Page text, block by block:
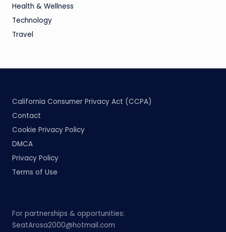
Health & Wellness
Technology
Travel
California Consumer Privacy Act (CCPA)
Contact
Cookie Privacy Policy
DMCA
Privacy Policy
Terms of Use
For partnerships & opportunities:
SeatArosa2000@hotmail.com